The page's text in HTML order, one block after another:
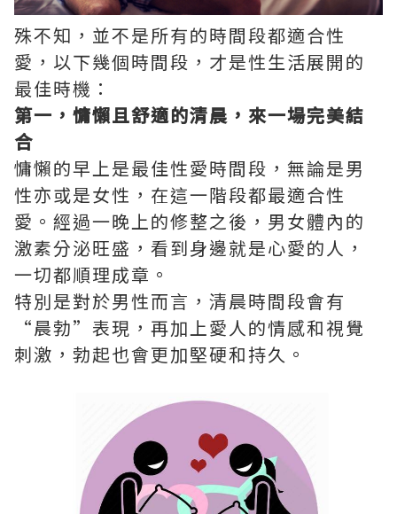
殊不知，並不是所有的時間段都適合性
愛，以下幾個時間段，才是性生活展開的
最佳時機：
第一，慵懶且舒適的清晨，來一場完美結
合
慵懶的早上是最佳性愛時間段，無論是男
性亦或是女性，在這一階段都最適合性
愛。經過一晚上的修整之後，男女體內的
激素分泌旺盛，看到身邊就是心愛的人，
一切都順理成章。
特別是對於男性而言，清晨時間段會有
“晨勃”表現，再加上愛人的情感和視覺
刺激，勃起也會更加堅硬和持久。